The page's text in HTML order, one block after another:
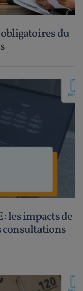
du
les impacts de
consultations